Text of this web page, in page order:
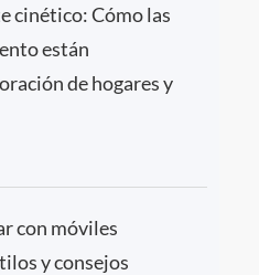
cinético: Cómo las
están
de hogares y
con móviles
y consejos